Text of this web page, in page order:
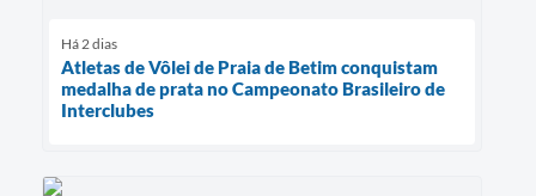
Há 2 dias
Atletas de Vôlei de Praia de Betim conquistam
medalha de prata no Campeonato Brasileiro de
Interclubes